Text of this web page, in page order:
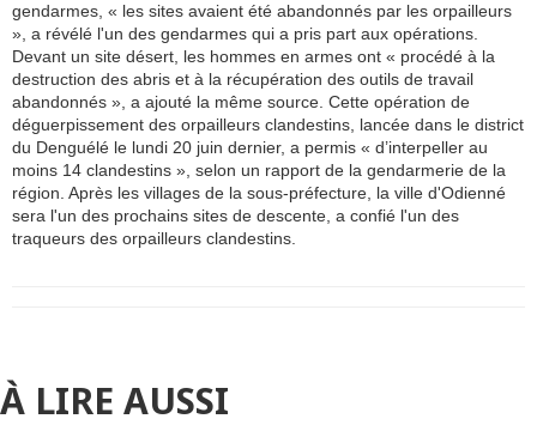
gendarmes, « les sites avaient été abandonnés par les orpailleurs
», a révélé l'un des gendarmes qui a pris part aux opérations.
Devant un site désert, les hommes en armes ont « procédé à la
destruction des abris et à la récupération des outils de travail
abandonnés », a ajouté la même source. Cette opération de
déguerpissement des orpailleurs clandestins, lancée dans le district
du Denguélé le lundi 20 juin dernier, a permis « d’interpeller au
moins 14 clandestins », selon un rapport de la gendarmerie de la
région. Après les villages de la sous-préfecture, la ville d'Odienné
sera l'un des prochains sites de descente, a confié l'un des
traqueurs des orpailleurs clandestins.
À LIRE AUSSI